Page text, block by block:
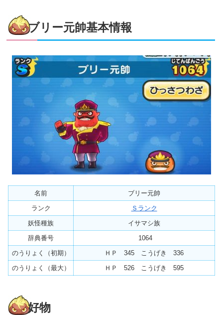
ブリー元帥基本情報
名前
ブリー元帥
ランク
Ｓランク
妖怪種族
イサマシ族
辞典番号
1064
のうりょく（初期）
ＨＰ 345 こうげき 336
のうりょく（最大）
ＨＰ 526 こうげき 595
好物